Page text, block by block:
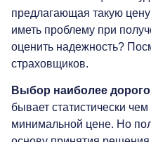
предлагающая такую
иметь проблему при
оценить надежность?
страховщиков.
Выбор наиболее
бывает статистически
минимальной цене. Но